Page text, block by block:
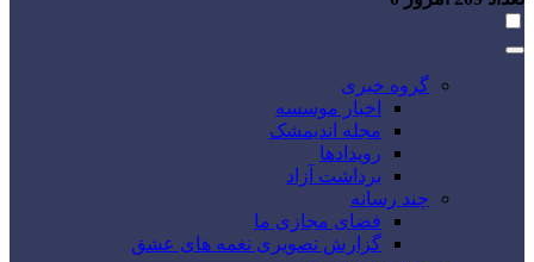
گروه خبری
اخبار موسسه
مجله اندیمشک
رویدادها
برداشت آزاد
چند رسانه
فضای مجازی ما
گزارش تصویری نغمه های عشق